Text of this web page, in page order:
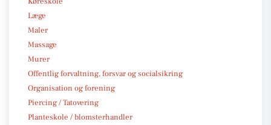
Læge
Maler
Massage
Murer
Offentlig forvaltning, forsvar og socialsikring
Organisation og forening
Piercing / Tatovering
Planteskole / blomsterhandler